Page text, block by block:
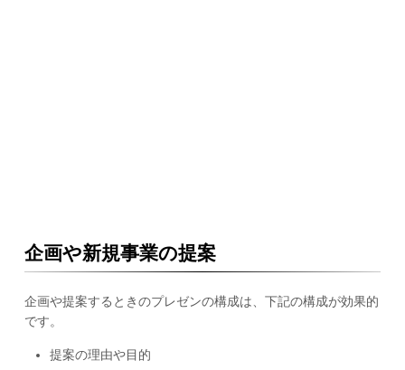
企画や新規事業の提案
企画や提案するときのプレゼンの構成は、下記の構成が効果的
です。
提案の理由や目的